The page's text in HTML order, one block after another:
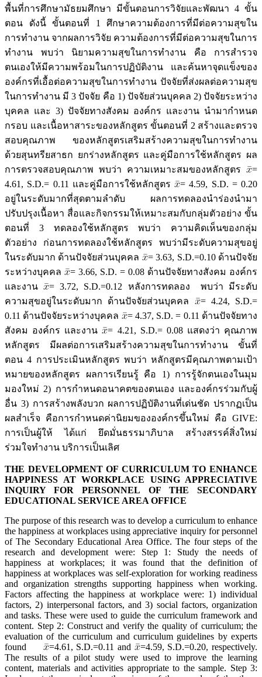
พื้นที่การศึกษามัธยมศึกษา มีขั้นตอนการวิจัยและพัฒนา 4 ขั้น
ตอน ดังนี้ ขั้นตอนที่ 1 ศึกษาความต้องการที่มีต่อความสุขใน
การทำงาน จากผลการวิจัย ความต้องการที่มีต่อความสุขในการ
ทำงาน พบว่า นิยามความสุขในการทำงาน คือ การสำรวจ
ตนเองให้มีความพร้อมในการปฏิบัติงาน และค้นหาจุดแข็งของ
องค์กรที่เอื้อต่อความสุขในการทำงาน ปัจจัยที่ส่งผลต่อความสุข
ในการทำงาน มี 3 ปัจจัย คือ 1) ปัจจัยส่วนบุคคล 2) ปัจจัยระหว่าง
บุคคล และ 3) ปัจจัยทางสังคม องค์กร และงาน นำมากำหนด
กรอบ และเนื้อหาสาระของหลักสูตร ขั้นตอนที่ 2 สร้างและตรวจ
สอบคุณภาพ ของหลักสูตรเสริมสร้างความสุขในการทำงาน
ด้วยสุนทรียสาธก ยกร่างหลักสูตร และคู่มือการใช้หลักสูตร ผล
การตรวจสอบคุณภาพ พบว่า ความเหมาะสมของหลักสูตร
=
4.61, S.D.= 0.11 และคู่มือการใช้หลักสูตร
= 4.59, S.D. = 0.20
อยู่ในระดับมากที่สุดตามลำดับ ผลการทดลองนำร่องนำมา
ปรับปรุงเนื้อหา สื่อและกิจกรรมให้เหมาะสมกับกลุ่มตัวอย่าง ขั้น
ตอนที่ 3 ทดลองใช้หลักสูตร พบว่า ความคิดเห็นของกลุ่ม
ตัวอย่าง ก่อนการทดลองใช้หลักสูตร พบว่ามีระดับความสุขอยู่
ในระดับมาก ด้านปัจจัยส่วนบุคคล
= 3.63, S.D.=0.10 ด้านปัจจัย
ระหว่างบุคคล
= 3.66, S.D. = 0.08 ด้านปัจจัยทางสังคม องค์กร
และงาน = 3.72, S.D.=0.12 หลังการทดลอง พบว่า มีระดับ
ความสุขอยู่ในระดับมาก ด้านปัจจัยส่วนบุคคล
= 4.24, S.D.=
0.11 ด้านปัจจัยระหว่างบุคคล
= 4.37, S.D. = 0.11 ด้านปัจจัยทาง
สังคม องค์กร และงาน = 4.21, S.D.= 0.08 แสดงว่า คุณภาพ
หลักสูตร มีผลต่อการเสริมสร้างความสุขในการทำงาน ขั้นที่
ตอน 4 การประเมินหลักสูตร พบว่า หลักสูตรมีคุณภาพตามเป้า
หมายของหลักสูตร ผลการเรียนรู้ คือ 1) การรู้จักตนเองในมุม
มองใหม่ 2) การกำหนดอนาคตของตนเอง และองค์กรร่วมกับผู้
อื่น 3) การสร้างพลังบวก ผลการปฏิบัติงานที่เด่นชัด ปรากฏเป็น
ผลสำเร็จ คือการกำหนดค่านิยมขององค์กรขึ้นใหม่ คือ GIVE:
การเป็นผู้ให้ ได้แก่ ยึดมั่นธรรมาภิบาล สร้างสรรค์สิ่งใหม่
ร่วมใจทำงาน บริการเป็นเลิศ
THE DEVELOPMENT OF CURRICULUM TO ENHANCE
HAPPINESS AT WORKPLACE USING APPRECIATIVE
INQUIRY FOR PERSONNEL OF THE SECONDARY
EDUCATIONAL SERVICE AREA OFFICE
The purpose of this research was to develop a curriculum to enhance
the happiness at workplaces using appreciative inquiry for personnel
of The Secondary Educational Area Office. The four steps of the
research and development were: Step 1: Study the needs of
happiness at workplaces; it was found that the definition of
happiness at workplaces was self-exploration for working readiness
and organization strengths supporting happiness when working.
Factors affecting the happiness at workplace were: 1) individual
factors, 2) interpersonal factors, and 3) social factors, organization
and tasks. These were used to guide the curriculum framework and
content. Step 2: Construct and verify the quality of curriculum; the
evaluation of the curriculum and curriculum guidelines by experts
found
=4.61, S.D.=0.11 and
=4.59, S.D.=0.20, respectively.
The results of a pilot study were used to improve the learning
content, materials and activities appropriate to the sample. Step 3: